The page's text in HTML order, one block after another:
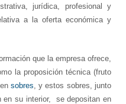
jurídica, profesional y
a la oferta económica y
que la empresa ofrece,
la proposición técnica (fruto
sobres , y estos sobres, junto
en su interior, se depositan en